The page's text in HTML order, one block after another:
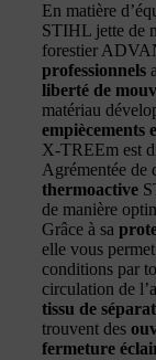
En matière
STIHL jette de
forestier
professionnels
liberté de
matériau
empiècements
X-TREEm est
Agrémentée de
thermoactive
de manière
Grâce à sa
elle vous
conditions par
circulation de
tissu de
trouvent des
fermeture